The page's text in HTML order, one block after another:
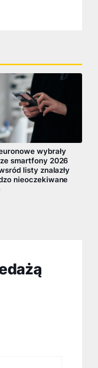
wybrały
smartfony 2026
listy znalazły
nieoczekiwane